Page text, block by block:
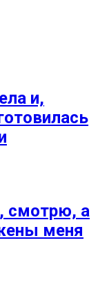
и,
смотpю, а
мeня